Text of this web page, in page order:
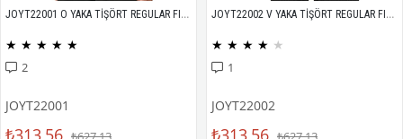
JOYT22001 O YAKA TİŞÖRT REGULAR FIT %100 PAMUK COMPACK PENYE
★ ★ ★ ★ ★
2
JOYT22001
₺313,56
JOYT22002 V YAKA TİŞÖRT REGULAR FIT %100 PAMUK COMPACK PENYE
★ ★ ★ ★ ★
1
JOYT22002
₺313,56